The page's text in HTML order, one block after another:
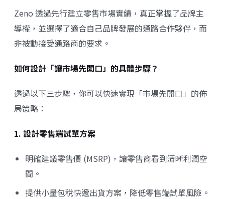
Zeno 透過先行建立零售市場實績，真正掌握了品牌主
導權，並選擇了適合自己品牌發展的通路合作夥伴，而
非被動接受通路商的要求。
如何設計「讓市場先開口」的具體步驟？
透過以下三步驟，你可以快速實現「市場先開口」的佈
局策略：
1. 設計零售端試單方案
明確建議零售價 (MSRP)，讓零售商看到清晰利潤空
間。
提供小量包稅快遞出貨方案，降低零售端試單風險。